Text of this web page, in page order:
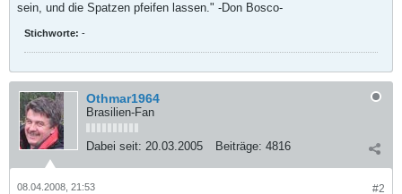
sein, und die Spatzen pfeifen lassen." -Don Bosco-
Stichworte: -
Othmar1964
Brasilien-Fan
Dabei seit: 20.03.2005 Beiträge: 4816
#2
08.04.2008, 21:53